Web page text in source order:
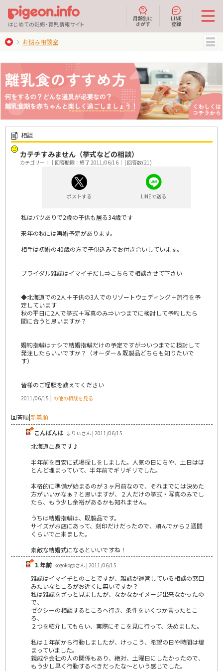
はじめての妊娠・育児情報サイト
月齢別に
さがす
LINE
登録
お悩み相談室
相談
カテチすみません（挙式などの相談）
カテゴリー：｜回答期限：終了 2011/06/16｜ | 回答数(21)
ポストする LINEで送る
私はバツありで2歳の子供も居る34歳です
来年の秋には再婚予定があります。
相手は初婚の40歳の方で子供込みでお付き合いしています。
ブライダル雑誌はイマイチだし⇒こちらで相談させて下さい
◆北海道での2人＋子供の3人でのリゾートウェディング＋旅行を予
定しています
秋の平日に2人で挙式＋写真のみ⇒いつまでに検討して予約したら
間に合うと思いますか？
婚約指輪はナシで結婚指輪だけの予定ですが⇒いつまでに検討して
発注したらいいですか？（オーダー＆既製品どちらも知りたいで
す）
皆様のご経験を教えてください
2011/06/15 | の他の相談を見る
回答順|新着順
こんばんは まりぃさん | 2011/06/15
北海道出身です♪
半年前を目安に式場探しをしました。人気の日にちや、土日はほ
とんど埋まっていて、半年前でギリギリでした。
本格的に準備が始まるのが３ヶ月前なので、それまでには決めた
方がいいかなぁ？と思いますが、２人だけの挙式・写真のみでし
たら、もう少し余裕があるかも知れません。
うちは結婚指輪は、既製品です。
サイズがお店にあって、刻印だけだったので、頼んでから２週間
くらいで出来ました。
素敵な結婚式になるといいですね！
１年前 kogokogoさん | 2011/06/15
雑誌はイマイチとのことですが、雑誌が運営している相談の窓口
みたいなところがお近くに無いですか？
私は雑誌をざっと見ましたが、なかなかイメージ出来なかったの
で、
ゼクシーの相談するところへ行き、条件をいくつか言ったとこ
ろ、
２つを紹介してもらい、実際にそこを見に行って、決めました。
私は１年前から行動しましたが、けっこう、希望の日や時間は埋
まっていました。
親戚や会社の人の関係もあり、絶対、土曜日にしたかったので、
もう少し早く行動するべきだったな～という感じでした。